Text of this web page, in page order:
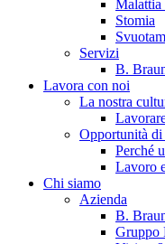
B. Braun in Italia
Scopri chi siamo ed
sedi, 4 aziende, più
Eccellenza a livello
Malattia
Stomia
Servizi
B.
Lavora con noi
La nostra
Opportunità
Perché
Lavoro
Chi siamo
Azienda
B.
Gruppo